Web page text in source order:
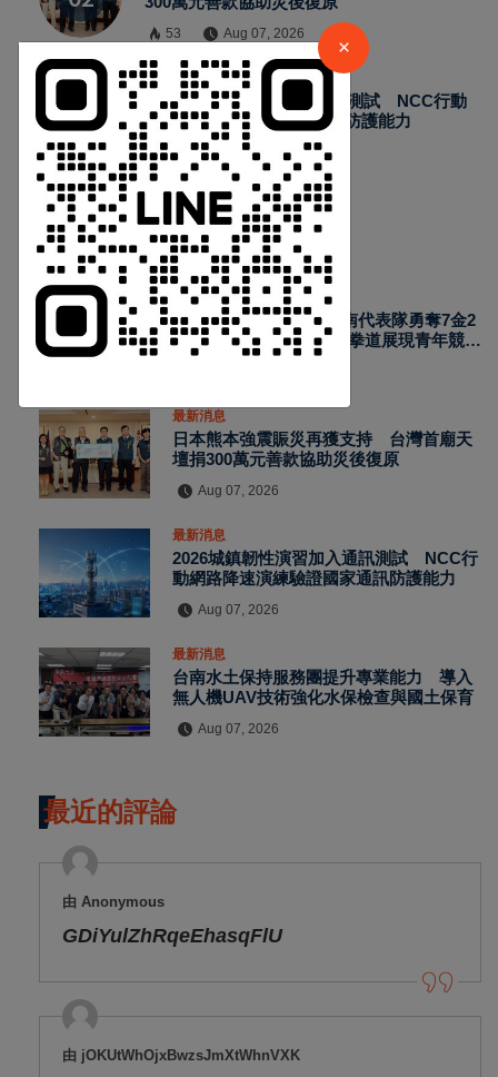
53 Aug 07, 2026
最新消息
2026城鎮韌性演習加入通訊測試 NCC行動
網路降速演練驗證國家通訊防護能力
63 Aug 07, 2026
熱門新聞
最新消息
2026國際少年運動會台南代表隊勇奪7金2
銀4銅 游泳射箭籃球跆拳道展現青年競技
實力
最新消息
日本熊本強震賑災再獲支持 台灣首廟天
壇捐300萬元善款協助災後復原
Aug 07, 2026
最新消息
2026城鎮韌性演習加入通訊測試 NCC行
動網路降速演練驗證國家通訊防護能力
Aug 07, 2026
最新消息
台南水土保持服務團提升專業能力 導入
無人機UAV技術強化水保檢查與國土保育
Aug 07, 2026
最近的評論
由 Anonymous
GDiYulZhRqeEhasqFlU
由 jOKUtWhOjxBwzsJmXtWhnVXK
×